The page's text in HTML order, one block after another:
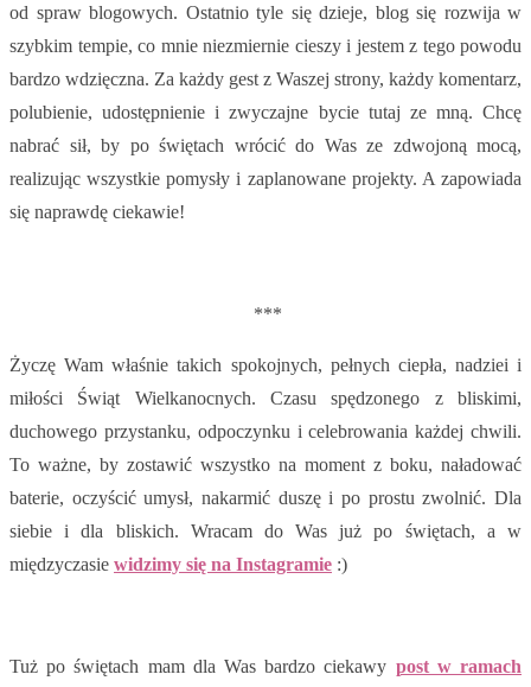
od spraw blogowych. Ostatnio tyle się dzieje, blog się rozwija w
szybkim tempie, co mnie niezmiernie cieszy i jestem z tego powodu
bardzo wdzięczna. Za każdy gest z Waszej strony, każdy komentarz,
polubienie, udostępnienie i zwyczajne bycie tutaj ze mną. Chcę
nabrać sił, by po świętach wrócić do Was ze zdwojoną mocą,
realizując wszystkie pomysły i zaplanowane projekty. A zapowiada
się naprawdę ciekawie!
***
Życzę Wam właśnie takich spokojnych, pełnych ciepła, nadziei i
miłości Świąt Wielkanocnych. Czasu spędzonego z bliskimi,
duchowego przystanku, odpoczynku i celebrowania każdej chwili.
To ważne, by zostawić wszystko na moment z boku, naładować
baterie, oczyścić umysł, nakarmić duszę i po prostu zwolnić. Dla
siebie i dla bliskich. Wracam do Was już po świętach, a w
międzyczasie widzimy się na Instagramie :)
Tuż po świętach mam dla Was bardzo ciekawy post w ramach